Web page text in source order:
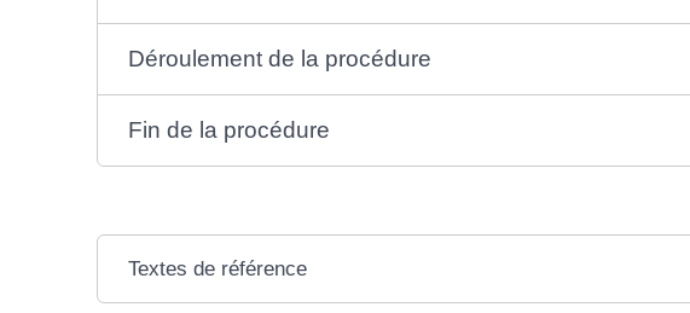
Déroulement de la procédure
Fin de la procédure
Textes de référence